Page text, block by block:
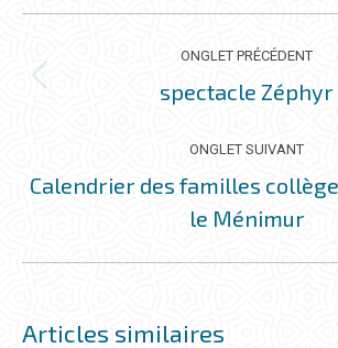
NAVIGATION
DE
COMMENTAIRE
ONGLET PRÉCÉDENT
Onglet
spectacle Zéphyr
ONGLET SUIVANT
Onglet
suivant
Calendrier des familles
le Ménimur
Articles similaires